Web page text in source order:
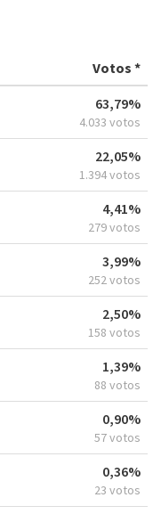
Votos *
63,79%
4.033 votos
22,05%
1.394 votos
4,41%
279 votos
3,99%
252 votos
2,50%
158 votos
1,39%
88 votos
0,90%
57 votos
0,36%
23 votos